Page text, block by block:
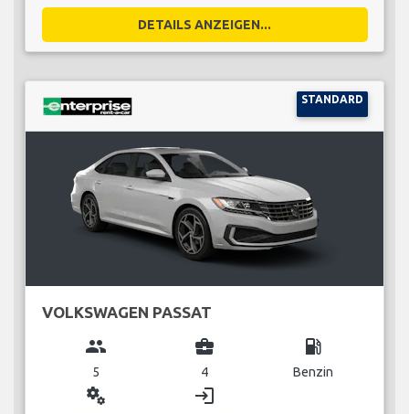
DETAILS ANZEIGEN...
STANDARD
VOLKSWAGEN PASSAT
group
5
business_center
4
local_gas_station
Benzin
miscellaneous_services login